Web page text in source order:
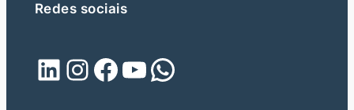
Redes sociais
LinkedIn Instagram Facebook Youtube WhatsApp